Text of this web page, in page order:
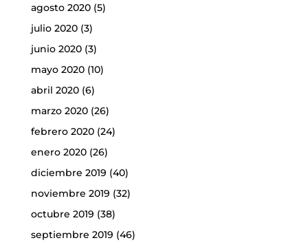
agosto 2020(5)
julio 2020(3)
junio 2020(3)
mayo 2020(10)
abril 2020(6)
marzo 2020(26)
febrero 2020(24)
enero 2020(26)
diciembre 2019 (40)
noviembre 2019 (32)
octubre 2019 (38)
septiembre 2019 (46)